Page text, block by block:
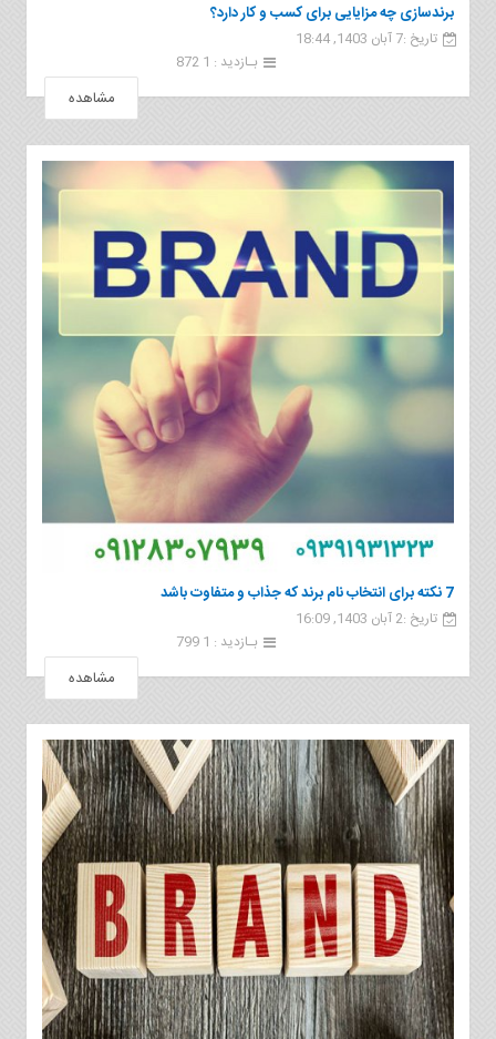
برندسازی چه مزایایی برای کسب و کار دارد؟
تاریخ :7 آبان 1403, 18:44
بـازدید : 1 872
مشاهده
7 نکته برای انتخاب نام برند که جذاب و متفاوت باشد
تاریخ :2 آبان 1403, 16:09
بـازدید : 1 799
مشاهده